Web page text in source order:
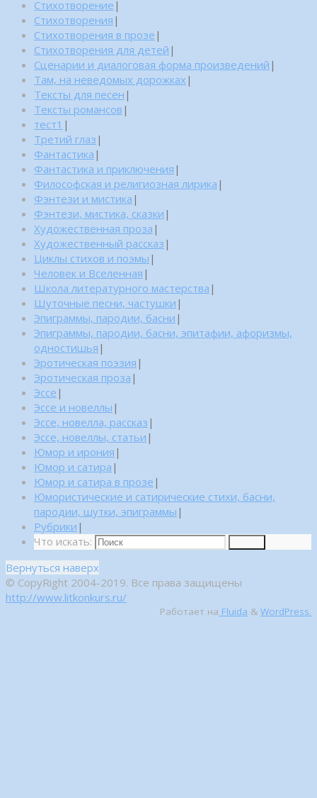
Стихотворение |
Стихотворения |
Стихотворения в прозе |
Стихотворения для детей |
Сценарии и диалоговая форма произведений |
Там, на неведомых дорожках |
Тексты для песен |
Тексты романсов |
тест1 |
Третий глаз |
Фантастика |
Фантастика и приключения |
Философская и религиозная лирика |
Фэнтези и мистика |
Фэнтези, мистика, сказки |
Художественная проза |
Художественный рассказ |
Циклы стихов и поэмы |
Человек и Вселенная |
Школа литературного мастерства |
Шуточные песни, частушки |
Эпиграммы, пародии, басни |
Эпиграммы, пародии, басни, эпитафии, афоризмы,
одностишья |
Эротическая поэзия |
Эротическая проза |
Эссе |
Эссе и новеллы |
Эссе, новелла, рассказ |
Эссе, новеллы, статьи |
Юмор и ирония |
Юмор и сатира |
Юмор и сатира в прозе |
Юмористические и сатирические стихи, басни,
пародии, шутки, эпиграммы |
Рубрики |
Что искать:
Вернуться наверх
© CopyRight 2004-2019. Все права защищены
http://www.litkonkurs.ru/
Работает на Fluida & WordPress.